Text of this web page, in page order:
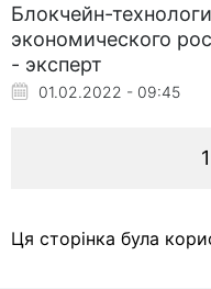
Блокчейн-
экономического
- эксперт
01.02.2022 - 09:45
Ця сторінка була